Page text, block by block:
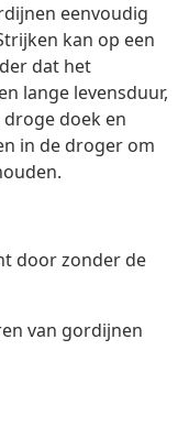
eenvoudig
kan op een
dat het
lange levensduur,
doek en
in de droger om
door zonder de
van gordijnen